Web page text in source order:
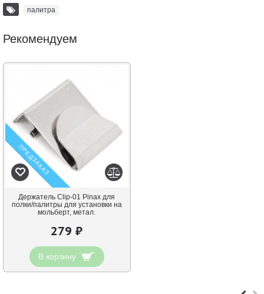
палитра
Рекомендуем
ПРЕДЗАКАЗ
Держатель Clip-01 Pinax для
полки/палитры для установки на
мольберт, метал.
279 ₽
В корзину